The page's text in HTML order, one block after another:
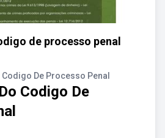
de processo penal
De Processo Penal
Codigo De